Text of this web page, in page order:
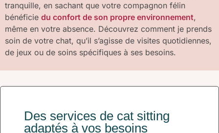
tranquille, en sachant que votre compagnon félin
bénéficie du confort de son propre environnement,
même en votre absence. Découvrez comment je prends
soin de votre chat, qu’il s’agisse de visites quotidiennes,
de jeux ou de soins spécifiques à ses besoins.
Des services de cat sitting
adaptés à vos besoins